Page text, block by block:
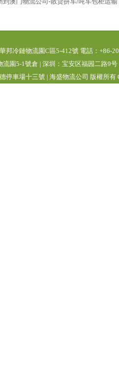
邦冷鏈物流園C區5-412號 電話：+86-
園5-1號倉 | 深圳：宝安区福园二路9
停車場十三號 | 海盛物流公司 版權所有